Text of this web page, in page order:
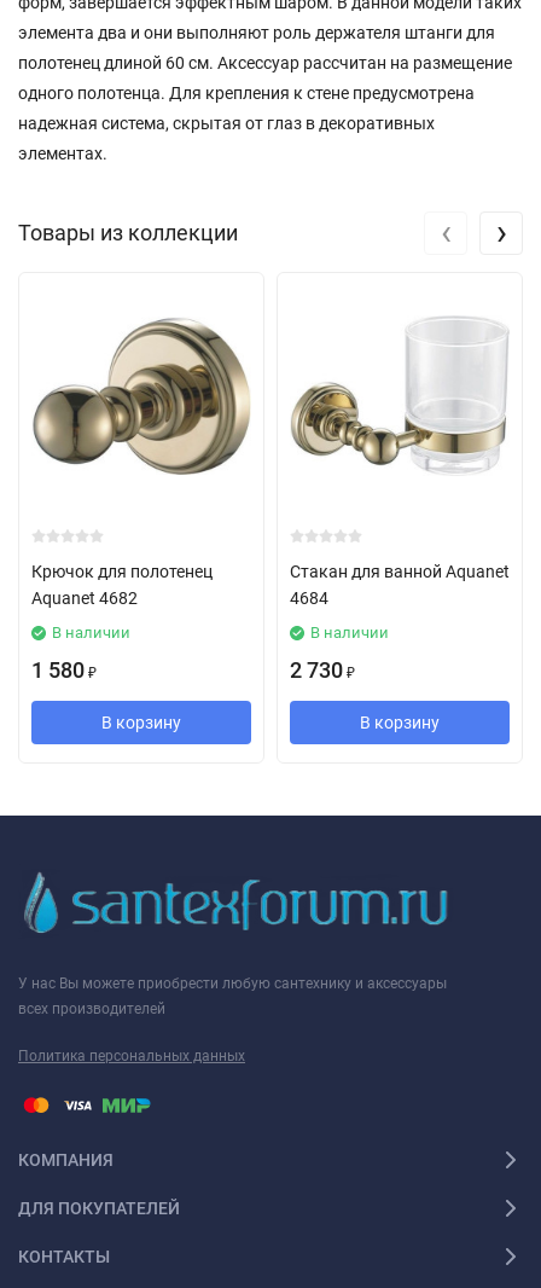
элемента два и они выполняют роль держателя штанги для
полотенец длиной 60 см. Аксессуар рассчитан на размещение
одного полотенца. Для крепления к стене предусмотрена
надежная система, скрытая от глаз в декоративных
элементах.
Товары из коллекции
Крючок для полотенец
Aquanet 4682
В наличии
1 580 ₽
В корзину
Стакан для ванной Aquanet
4684
В наличии
2 730 ₽
В корзину
‹ ›
У нас Вы можете приобрести любую сантехнику и аксессуары
всех производителей
Политика персональных данных
КОМПАНИЯ
ДЛЯ ПОКУПАТЕЛЕЙ
КОНТАКТЫ